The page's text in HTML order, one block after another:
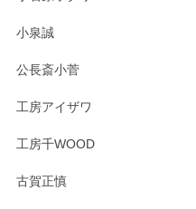
小泉誠
公長斎小菅
工房アイザワ
工房千WOOD
古賀正慎